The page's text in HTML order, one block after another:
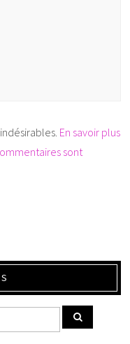
En savoir plus
sont